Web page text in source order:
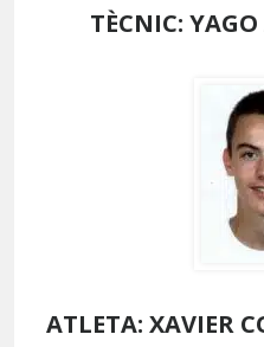
TÈCNIC: YAGO
ATLETA: XAVIER